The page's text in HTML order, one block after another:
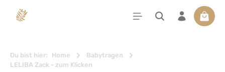
springen
Du bist hier: Home
Babytragen
LELIBA Zack - zum Klicken